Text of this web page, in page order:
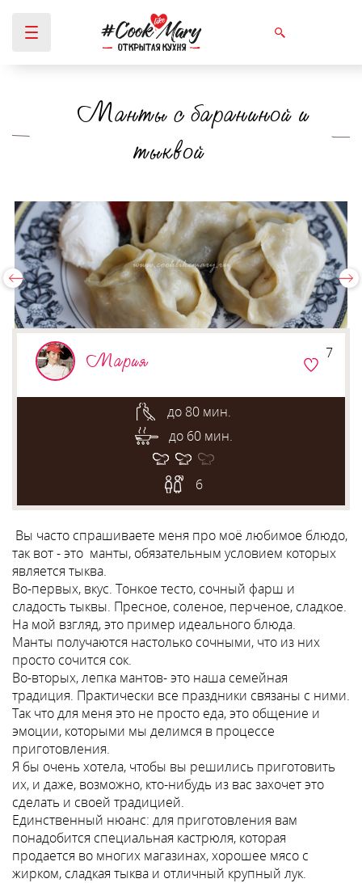
Вы здесьМанты с бараниной и
тыквой
Мария
до 80 мин.
до 60 мин.
6
7
Вы часто спрашиваете меня про моё любимое блюдо,
так вот - это манты, обязательным условием которых
является тыква.
Во-первых, вкус. Тонкое тесто, сочный фарш и
сладость тыквы. Пресное, соленое, перченое, сладкое.
На мой взгляд, это пример идеального блюда.
Манты получаются настолько сочными, что из них
просто сочится сок.
Во-вторых, лепка мантов- это наша семейная
традиция. Практически все праздники связаны с ними.
Так что для меня это не просто еда, это общение и
эмоции, которыми мы делимся в процессе
приготовления.
Я бы очень хотела, чтобы вы решились приготовить
их, и даже, возможно, кто-нибудь из вас захочет это
сделать и своей традицией.
Единственный нюанс: для приготовления вам
понадобится специальная кастрюля, которая
продается во многих магазинах, хорошее мясо с
жирком, сладкая тыква и отличный крупный лук.